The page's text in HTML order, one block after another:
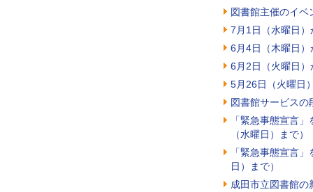
図書館主催のイ
7月1日（水曜日
6月4日（木曜日
6月2日（火曜日
5月26日（火曜日
図書館サービス
「緊急事態宣言
（水曜日）まで）
「緊急事態宣言
日）まで）
成田市立図書館